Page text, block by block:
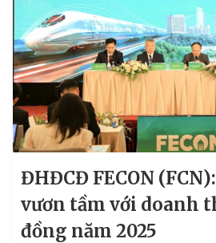
ĐHĐCĐ FECON
vươn tầm với doanh
đồng năm 2025